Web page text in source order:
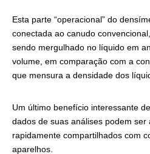
Esta parte “operacional” do
conectada ao canudo
sendo mergulhado no líquido em
volume, em comparação com a
que mensura a densidade dos
Um último benefício interessante
dados de suas análises podem ser
rapidamente compartilhados com
aparelhos.